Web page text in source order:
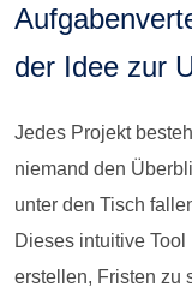
der Idee zur
Jedes Projekt
niemand den
unter den Tisch
Dieses intuitive
erstellen, Fristen zu